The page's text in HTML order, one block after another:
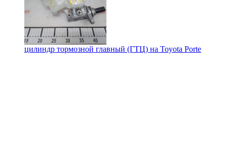
цилиндр тормозной главный (ГТЦ) на Toyota Porte